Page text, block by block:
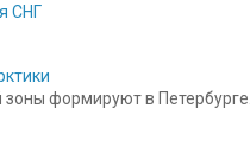
СНГ
формируют в